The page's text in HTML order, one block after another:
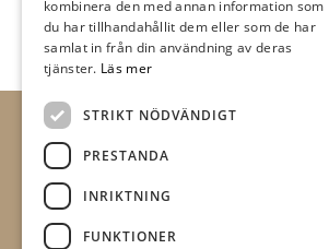
kombinera den med annan information som
du har tillhandahållit dem eller som de har
samlat in från din användning av deras
tjänster. Läs mer
STRIKT NÖDVÄNDIGT
PRESTANDA
INRIKTNING
FUNKTIONER